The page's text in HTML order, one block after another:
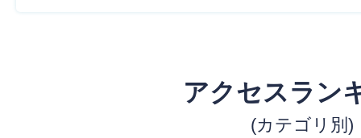
アクセスラン
(カテゴリ別)